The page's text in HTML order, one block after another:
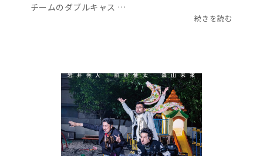
チームのダブルキャス …
続きを読む